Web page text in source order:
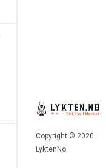
Copyright © 2020
LyktenNo.